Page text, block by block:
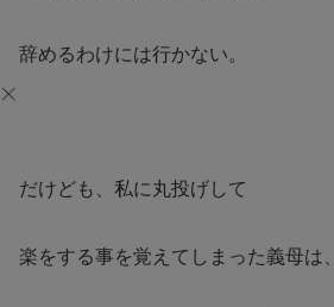
辞めるわけには行かない。
だけども、私に丸投げして
楽をする事を覚えてしまった義母は、